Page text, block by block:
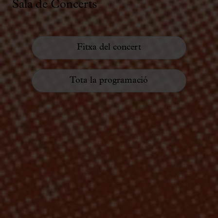
Sala de Concerts
Fitxa del concert
Tota la programació